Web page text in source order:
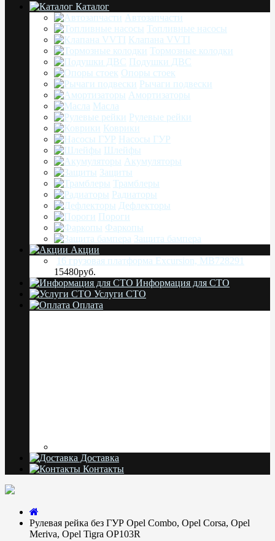
Каталог
Автозапчасти
Топливные насосы
Клапана VVTI
Тормозные колодки
Подушки ДВС
Опоры стоек
Рычаги подвески
Амортизаторы
Масла
Рулевые рейки
Коврики
Насосы ГУР
Шлейфы
Акумуляторы
Защиты
Трамблеры
Радиаторы
Дефлекторы
Пороги
Фаркопы
Защита бампера
Акции
16 грузовая платформа Excursion, MB728291
15480руб.
Информация для СТО
Услуги СТО
Оплата
Доставка
Контакты
Рулевая рейка без ГУР Opel Combo, Opel Corsa, Opel
Meriva, Opel Tigra OP103R